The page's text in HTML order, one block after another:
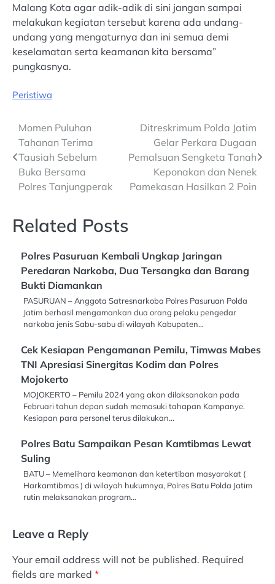
Malang Kota agar adik-adik di sini jangan sampai
melakukan kegiatan tersebut karena ada undang-
undang yang mengaturnya dan ini semua demi
keselamatan serta keamanan kita bersama”
pungkasnya.
Peristiwa
Post
navigation
Momen Puluhan
Tahanan Terima
Tausiah Sebelum
Buka Bersama
Polres Tanjungperak
Ditreskrimum Polda Jatim
Gelar Perkara Dugaan
Pemalsuan Sengketa Tanah
Keponakan dan Nenek
Pamekasan Hasilkan 2 Poin
Related Posts
Polres Pasuruan Kembali Ungkap Jaringan
Peredaran Narkoba, Dua Tersangka dan Barang
Bukti Diamankan
PASURUAN – Anggota Satresnarkoba Polres Pasuruan Polda
Jatim berhasil mengamankan dua orang pelaku pengedar
narkoba jenis Sabu-sabu di wilayah Kabupaten…
Cek Kesiapan Pengamanan Pemilu, Timwas Mabes
TNI Apresiasi Sinergitas Kodim dan Polres
Mojokerto
MOJOKERTO – Pemilu 2024 yang akan dilaksanakan pada
Februari tahun depan sudah memasuki tahapan Kampanye.
Kesiapan para personel terus dilakukan…
Polres Batu Sampaikan Pesan Kamtibmas Lewat
Suling
BATU – Memelihara keamanan dan ketertiban masyarakat (
Harkamtibmas ) di wilayah hukumnya, Polres Batu Polda Jatim
rutin melaksanakan program…
Leave a Reply
Your email address will not be published. Required
fields are marked *